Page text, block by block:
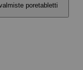
poretabletti